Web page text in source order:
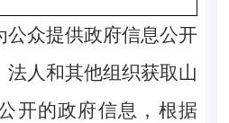
公众提供政府信息公开
法人和其他组织获取山
开的政府信息，根据